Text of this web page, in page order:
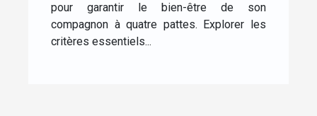
pour garantir le bien-être de son
compagnon à quatre pattes. Explorer les
critères essentiels...